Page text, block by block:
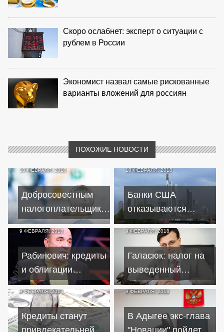
Скоро ослабнет: эксперт о ситуации с
рублем в России
Экономист назвал самые рискованные
варианты вложений для россиян
ПОХОЖИЕ НОВОСТИ
10 ФЕВРАЛЯ, 2018
Добросовестным
налогоплательщикам
снизят нагрузку
10 ФЕВРАЛЯ, 2018
Банки США
отказываются
сотрудничать с
имеющими
российские и
украинские корни
компаниями
9 ФЕВРАЛЯ, 2018
Рабинович: кредиты
и облигации
обернутся для
Украины еще
большими долгами
9 ФЕВРАЛЯ, 2018
Галасюк: налог на
выведенный
капитал обернется
миллиардными
потерями
9 ФЕВРАЛЯ, 2018
Кредиты станут
привлекательней
9 ФЕВРАЛЯ, 2018
В Адыгее экс-глава
"Новации" пойдет